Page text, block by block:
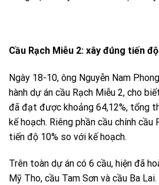
Cầu Rạch Miễu 2: xây đúng tiến
Ngày 18-10, ông Nguyễn Nam
hành dự án cầu Rạch Miễu 2, cho
đã đạt được khoảng 64,12%, tổng
kế hoạch. Riêng phần cầu chính
tiến độ 10% so với kế hoạch.
Trên toàn dự án có 6 cầu, hiện đã
Mỹ Tho, cầu Tam Sơn và cầu Ba